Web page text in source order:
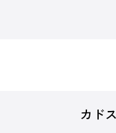
カド